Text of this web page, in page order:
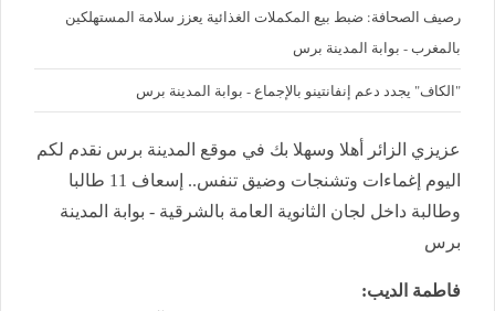
رصيف الصحافة: ضبط بيع المكملات الغذائية يعزز سلامة المستهلكين
بالمغرب - بوابة المدينة برس
"الكاف" يجدد دعم إنفانتينو بالإجماع - بوابة المدينة برس
عزيزي الزائر أهلا وسهلا بك في موقع المدينة برس نقدم لكم
اليوم إغماءات وتشنجات وضيق تنفس.. إسعاف 11 طالبا
وطالبة داخل لجان الثانوية العامة بالشرقية - بوابة المدينة
برس
فاطمة الديب: